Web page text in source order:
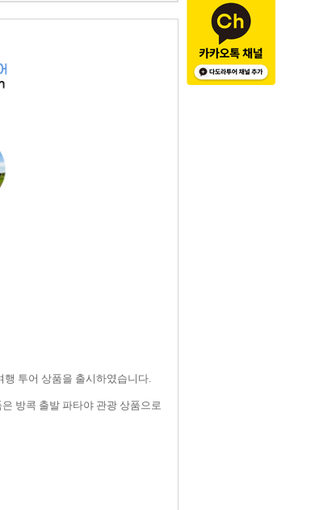
행 투어 상품을 출시하였습니다.
은 방콕 출발 파타야 관광 상품으로